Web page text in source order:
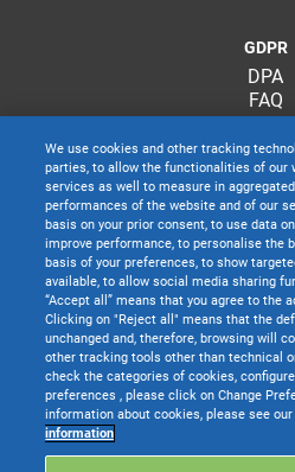
GDPR
DPA
FAQ
TeamSystem S.p.A. società con socio
coordinamento di TeamSystem Holdco
C.C.I.A.A. delle Marche -
We use cookies and other tracking
parties, to allow the functionalities of our
services as well to measure in
performances of the website and of our
basis on your prior consent, to use data
improve performance, to personalise the
basis of your preferences, to show
available, to allow social media sharing
“Accept all” means that you agree to the
Clicking on "Reject all" means that the
unchanged and, therefore, browsing will
other tracking tools other than technical
check the categories of cookies,
preferences , please click on Change
information about cookies, please see our
information